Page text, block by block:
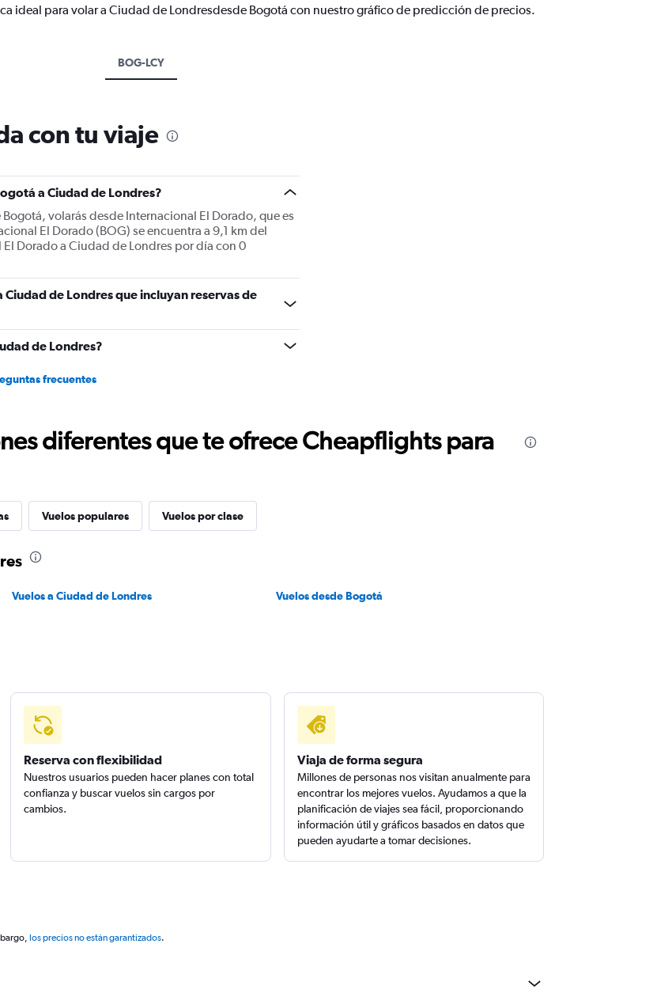
ideal para volar a Ciudad de Londresdesde Bogotá con nuestro gráfico de predicción de precios.
BOG-LCY
con tu viaje
a Ciudad de Londres?
volarás desde Internacional El Dorado, que es
El Dorado (BOG) se encuentra a 9,1 km del
Dorado a Ciudad de Londres por día con 0
de Londres que incluyan reservas de
de Londres?
frecuentes
diferentes que te ofrece Cheapflights para
Vuelos populares Vuelos por clase
Vuelos a Ciudad de Londres
Vuelos desde Bogotá
Reserva con flexibilidad
Nuestros usuarios pueden hacer planes con total
confianza y buscar vuelos sin cargos por
cambios.
Viaja de forma segura
Millones de personas nos visitan anualmente para
encontrar los mejores vuelos. Ayudamos a que la
planificación de viajes sea fácil, proporcionando
información útil y gráficos basados en datos que
pueden ayudarte a tomar decisiones.
los precios no están garantizados.